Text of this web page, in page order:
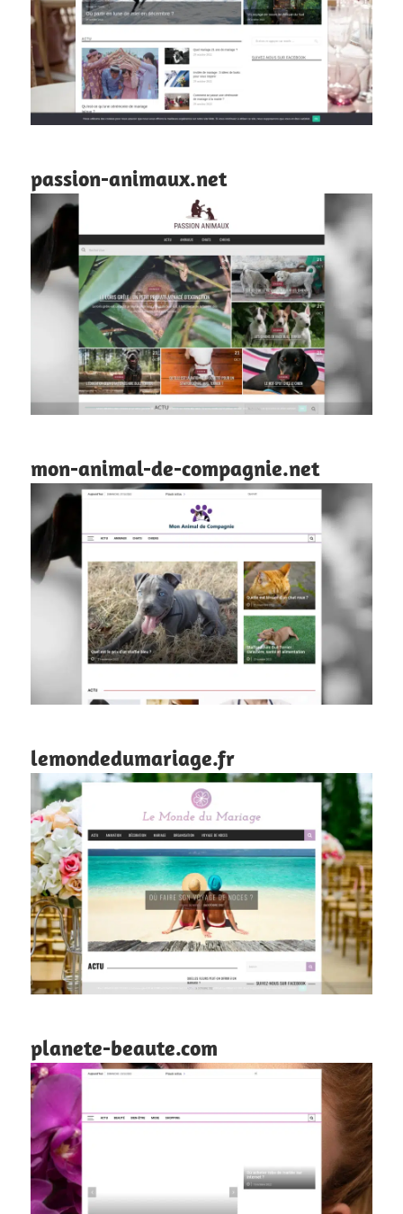
passion-animaux.net
mon-animal-de-compagnie.net
lemondedumariage.fr
planete-beaute.com